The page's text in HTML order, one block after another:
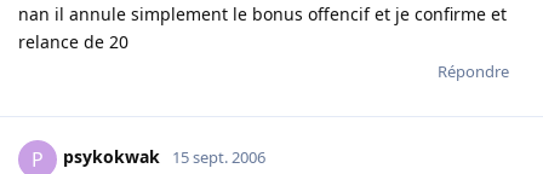
nan il annule simplement le bonus offencif et je confirme et
relance de 20
Répondre
P psykokwak 15 sept. 2006